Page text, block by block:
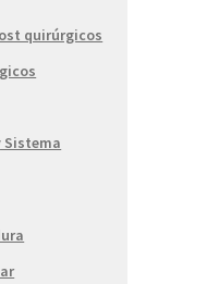
quirúrgicos
Sistema